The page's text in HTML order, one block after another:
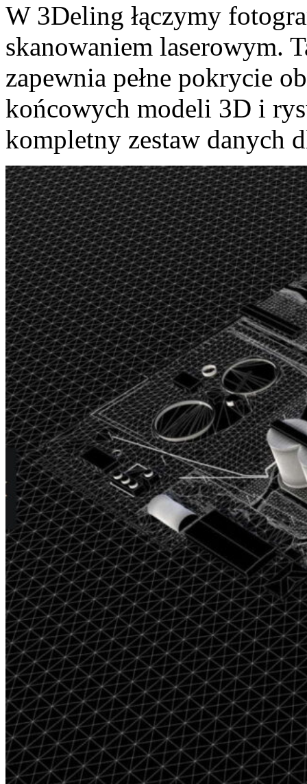
W 3Deling łączymy
skanowaniem laserowym.
zapewnia pełne pokrycie
końcowych modeli 3D i
kompletny zestaw danych